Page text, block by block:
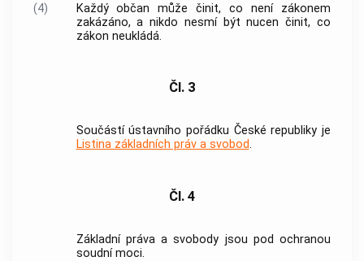
(4)
Každý občan může činit, co není zákonem
zakázáno, a nikdo nesmí být nucen činit, co
zákon neukládá.
Čl. 3
Součástí ústavního pořádku České republiky je
Listina základních práv a svobod.
Čl. 4
Základní práva a svobody jsou pod ochranou
soudní moci.